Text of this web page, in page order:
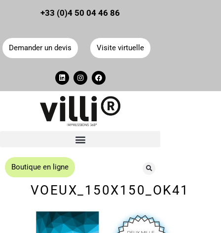
Panneau de gestion des cookies
+33 (0)4 50 04 46 86
Demander un devis Visite virtuelle
Boutique en ligne
VOEUX_150X150_OK41